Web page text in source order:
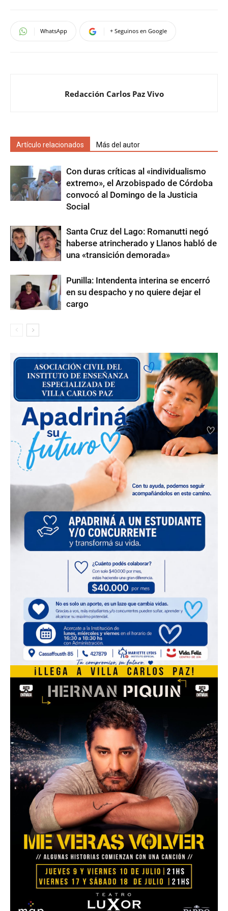
WhatsApp + Seguinos en Google
Redacción Carlos Paz Vivo
Artículo relacionados Más del autor
Con duras críticas al «individualismo
extremo», el Arzobispado de Córdoba
convocó al Domingo de la Justicia
Social
Santa Cruz del Lago: Romanutti negó
haberse atrincherado y Llanos habló de
una «transición demorada»
Punilla: Intendenta interina se encerró
en su despacho y no quiere dejar el
cargo